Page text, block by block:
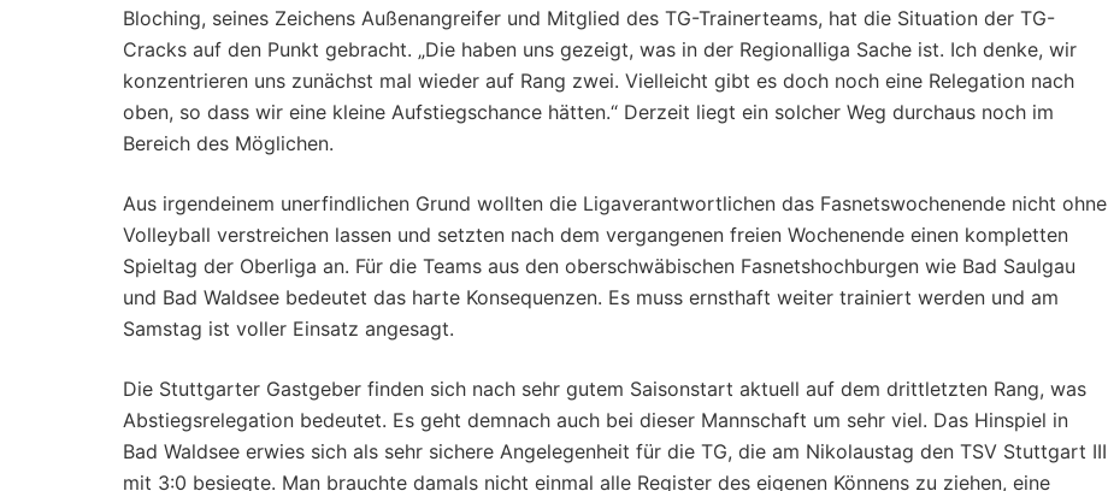
Bloching, seines Zeichens Außenangreifer und Mitglied des TG-Trainerteams, hat die Situation der TG-
Cracks auf den Punkt gebracht. „Die haben uns gezeigt, was in der Regionalliga Sache ist. Ich denke, wir
konzentrieren uns zunächst mal wieder auf Rang zwei. Vielleicht gibt es doch noch eine Relegation nach
oben, so dass wir eine kleine Aufstiegschance hätten.“ Derzeit liegt ein solcher Weg durchaus noch im
Bereich des Möglichen.
Aus irgendeinem unerfindlichen Grund wollten die Ligaverantwortlichen das Fasnetswochenende nicht ohne
Volleyball verstreichen lassen und setzten nach dem vergangenen freien Wochenende einen kompletten
Spieltag der Oberliga an. Für die Teams aus den oberschwäbischen Fasnetshochburgen wie Bad Saulgau
und Bad Waldsee bedeutet das harte Konsequenzen. Es muss ernsthaft weiter trainiert werden und am
Samstag ist voller Einsatz angesagt.
Die Stuttgarter Gastgeber finden sich nach sehr gutem Saisonstart aktuell auf dem drittletzten Rang, was
Abstiegsrelegation bedeutet. Es geht demnach auch bei dieser Mannschaft um sehr viel. Das Hinspiel in
Bad Waldsee erwies sich als sehr sichere Angelegenheit für die TG, die am Nikolaustag den TSV Stuttgart III
mit 3:0 besiegte. Man brauchte damals nicht einmal alle Register des eigenen Könnens zu ziehen, eine